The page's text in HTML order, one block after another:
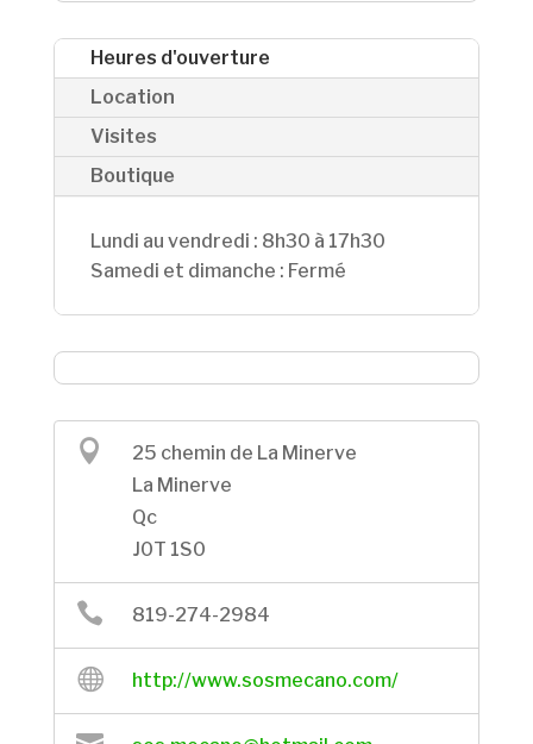
Heures d'ouverture
Location
Visites
Boutique
Lundi au vendredi : 8h30 à 17h30
Samedi et dimanche : Fermé

25 chemin de La Minerve
La Minerve
Qc
J0T 1S0
 819-274-2984
 http://www.sosmecano.com/